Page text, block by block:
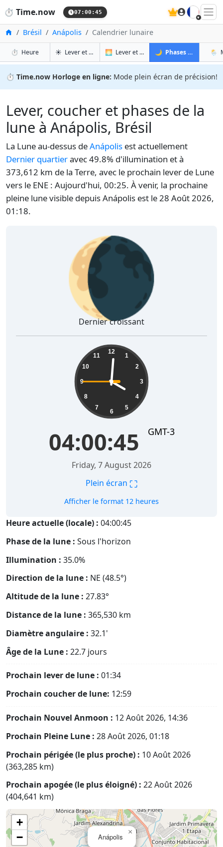
⏱️ Time.now 07:00:46 🇫🇷
Accueil
Brésil Anápolis Calendrier lunaire
⏱️ Heureà Anápolis
☀️ Lever et coucher du soleil à Anápolis
🌅 Lever et coucher du soleil demain à
🌙 Phases de la Lune 🌦️
⏱️ Time.now Horloge en ligne: Mode plein écran de précision!
Lever, coucher et phases de la
lune à Anápolis, Brésil
La Lune au-dessus deAnápolis est actuellement
Dernier quartieravec 49.8% d'illumination et à
373,612 km de la Terre, avec le prochain lever de Lune
vers le ENE : Aujourd'hui, 00:25. À venir, la prochaine
pleine lune visible depuis Anápolis est le 28 Août 2026,
01:18.
🌘
Dernier croissant
12
1
2
3
4
5
6
7
8
9
10
11
04:00:46 GMT-3
Friday, 7 August 2026
Plein écran ⛶
Afficher le format 12 heures
Heure actuelle (locale) : 04:00:46
Phase de la lune : Sous l'horizon
Illumination : 35.0%
Direction de la lune : NE (48.5°)
Altitude de la lune : 27.83°
Distance de la lune : 365,530 km
Diamètre angulaire : 32.1'
Âge de la Lune : 22.7 jours
Prochain lever de lune : 01:34
Prochain coucher de lune: 12:59
Prochain Nouvel Anmoon : 12 Août 2026, 14:36
Prochain Pleine Lune : 28 Août 2026, 01:18
Prochain périgée (le plus proche) : 10 Août 2026
(363,285 km)
Prochain apogée (le plus éloigné) : 22 Août 2026
(404,641 km)
Anápolis
×
+
−